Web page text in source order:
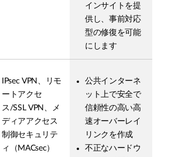
インサイトを提
供し、事前対応
型の修復を可能
にします
IPsec VPN、リモ
ートアクセ
ス/SSL VPN、メ
ディアアクセス
制御セキュリテ
ィ（MACsec）
公共インターネ
ット上で安全で
信頼性の高い高
速オーバーレイ
リンクを作成
不正なハードウ